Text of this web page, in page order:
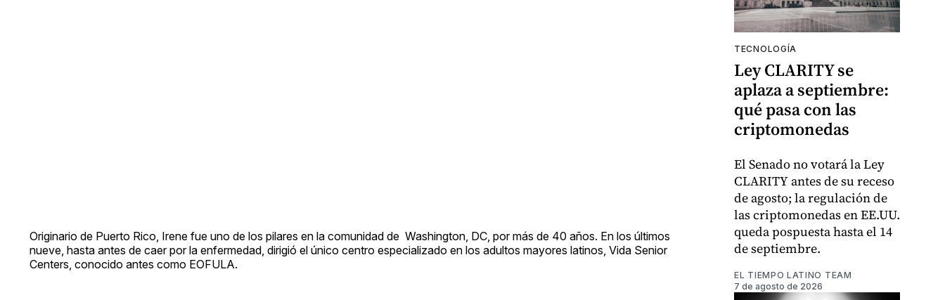
Originario de Puerto Rico, Irene fue uno de los pilares en la comunidad de Washington, DC, por más de 40 años. En los últimos
nueve, hasta antes de caer por la enfermedad, dirigió el único centro especializado en los adultos mayores latinos, Vida Senior
Centers, conocido antes como EOFULA.
TECNOLOGÍA
Ley CLARITY se
aplaza a septiembre:
qué pasa con las
criptomonedas
El Senado no votará la Ley
CLARITY antes de su receso
de agosto; la regulación de
las criptomonedas en EE.UU.
queda pospuesta hasta el 14
de septiembre.
EL TIEMPO LATINO TEAM
7 de agosto de 2026